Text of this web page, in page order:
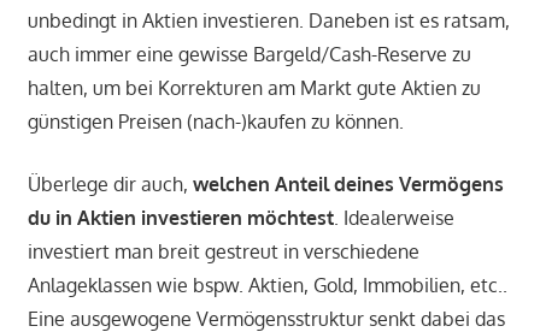
unbedingt in Aktien investieren. Daneben ist es ratsam,
auch immer eine gewisse Bargeld/Cash-Reserve zu
halten, um bei Korrekturen am Markt gute Aktien zu
günstigen Preisen (nach-)kaufen zu können.
Überlege dir auch, welchen Anteil deines Vermögens
du in Aktien investieren möchtest. Idealerweise
investiert man breit gestreut in verschiedene
Anlageklassen wie bspw. Aktien, Gold, Immobilien, etc..
Eine ausgewogene Vermögensstruktur senkt dabei das